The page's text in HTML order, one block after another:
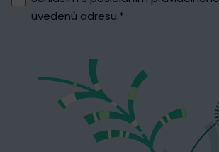
uvedenú adresu.*